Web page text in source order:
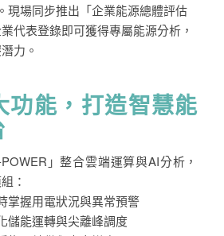
。現場同步推出「企業能源總體評估
代表登錄即可獲得專屬能源分析，
力 。
功能，打造智慧能
」整合雲端運算與AI分析，
：
掌握用電狀況與異常預警
儲能運轉與尖離峰調度